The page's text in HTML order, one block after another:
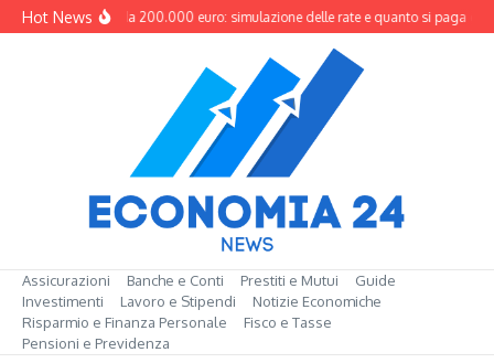
Salta al contenuto
Hot NewsMutuo da 200.000 euro: simulazione delle rate e quanto si paga
Assicurazioni Banche e Conti Prestiti e Mutui
Guide
Investimenti
Lavoro e Stipendi
Notizie Economiche
Risparmio e Finanza Personale
Fisco e Tasse
Pensioni e Previdenza